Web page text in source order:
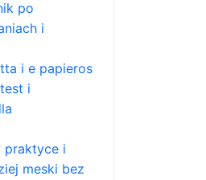
po
i
i e papieros
i
praktyce i
meski bez